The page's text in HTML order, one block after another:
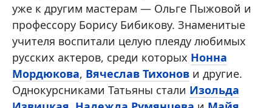
уже к другим мастерам — Ольге Пыжовой и
профессору Борису Бибикову. Знаменитые
учителя воспитали целую плеяду любимых
русских актеров, среди которых Нонна
Мордюкова, Вячеслав Тихонов и другие.
Однокурсниками Татьяны стали Изольда